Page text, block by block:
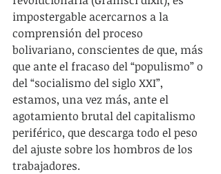
impostergable acercarnos a la
comprensión del proceso
bolivariano, conscientes de que, más
que ante el fracaso del “populismo” o
del “socialismo del siglo XXI”,
estamos, una vez más, ante el
agotamiento brutal del capitalismo
periférico, que descarga todo el peso
del ajuste sobre los hombros de los
trabajadores.